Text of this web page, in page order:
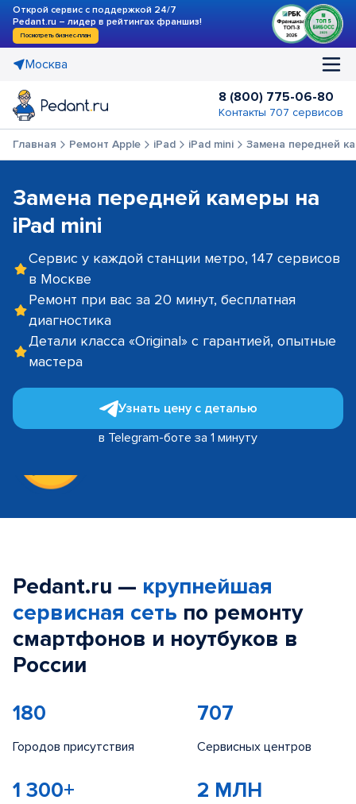
Открой сервис с поддержкой 24/7
Pedant.ru – лидер в рейтингах франшиз!
Посмотреть бизнес-план
Москва
8 (800) 775-06-80
Контакты 707 сервисов
Главная Ремонт Apple iPad iPad mini Замена передней
Замена передней камеры на
iPad mini
Сервис у каждой станции метро, 147 сервисов
в Москве
Ремонт при вас за 20 минут, бесплатная
диагностика
Детали класса «Original» с гарантией, опытные
мастера
Узнать цену с деталью
в Telegram-боте за 1 минуту
Pedant.ru — крупнейшая
сервисная сеть по ремонту
смартфонов и ноутбуков в
России
180
Городов присутствия
707
Сервисных центров
1 300+ 2 МЛН